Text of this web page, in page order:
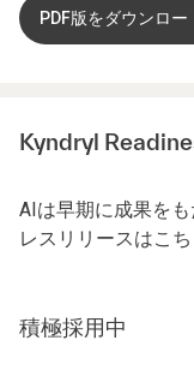
PDF版をダウンロー
Kyndryl
AIは早期に成果を
レスリリースはこち
積極採用中